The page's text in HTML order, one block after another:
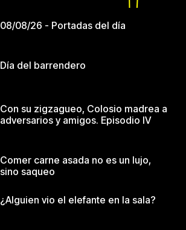
08/08/26 - Portadas del día
Día del barrendero
Con su zigzagueo, Colosio madrea a
adversarios y amigos. Episodio IV
Comer carne asada no es un lujo,
sino saqueo
¿Alguien vio el elefante en la sala?